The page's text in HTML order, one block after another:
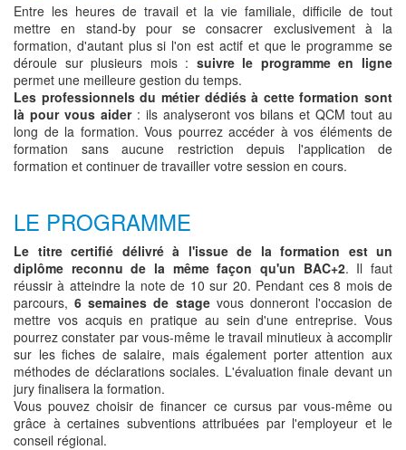
Entre les heures de travail et la vie familiale, difficile de tout
mettre en stand-by pour se consacrer exclusivement à la
formation, d'autant plus si l'on est actif et que le programme se
déroule sur plusieurs mois : suivre le programme en ligne
permet une meilleure gestion du temps.
Les professionnels du métier dédiés à cette formation sont
là pour vous aider: ils analyseront vos bilans et QCM tout au
long de la formation. Vous pourrez accéder à vos éléments de
formation sans aucune restriction depuis l'application de
formation et continuer de travailler votre session en cours.
LE PROGRAMME
Le titre certifié délivré à l'issue de la formation est un
diplôme reconnu de la même façon qu'un BAC+2. Il faut
réussir à atteindre la note de 10 sur 20. Pendant ces 8 mois de
parcours,6 semaines de stagevous donneront l'occasion de
mettre vos acquis en pratique au sein d'une entreprise. Vous
pourrez constater par vous-même le travail minutieux à accomplir
sur les fiches de salaire, mais également porter attention aux
méthodes de déclarations sociales. L'évaluation finale devant un
jury finalisera la formation.
Vous pouvez choisir de financer ce cursus par vous-même ou
grâce à certaines subventions attribuées par l'employeur et le
conseil régional.